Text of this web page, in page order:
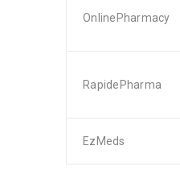
OnlinePharmacy
RapidePharma
EzMeds